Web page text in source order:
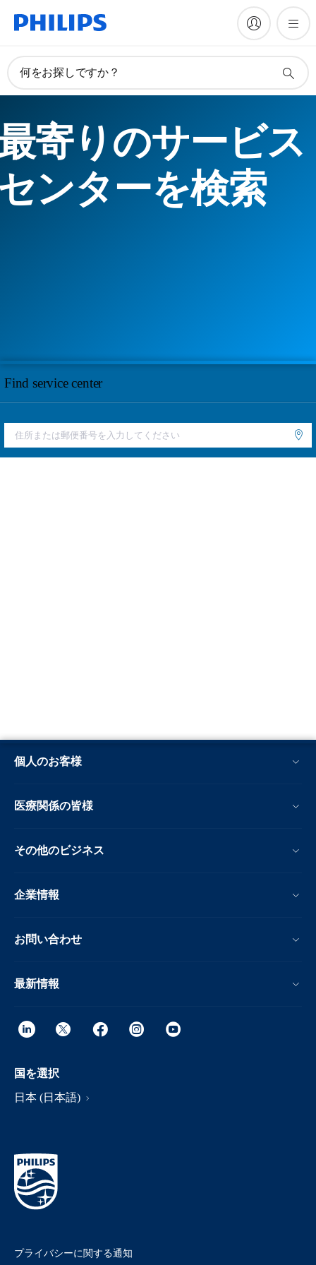
何をお探しですか？
寄りのサービス
ンターを検索
Find service center
個人のお客様
医療関係の皆様
その他のビジネス
企業情報
お問い合わせ
最新情報
国を選択
日本 (日本語)
プライバシーに関する通知